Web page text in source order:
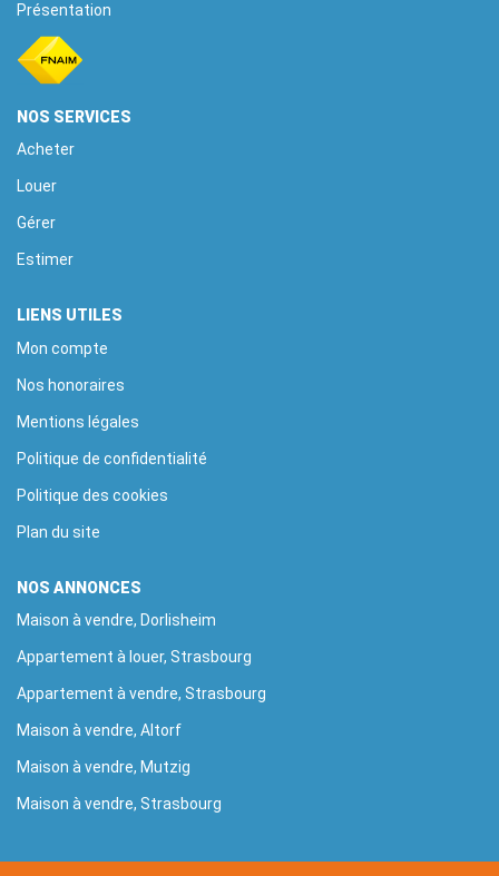
Présentation
NOS SERVICES
Acheter
Louer
Gérer
Estimer
LIENS UTILES
Mon compte
Nos honoraires
Mentions légales
Politique de confidentialité
Politique des cookies
Plan du site
NOS ANNONCES
Maison à vendre, Dorlisheim
Appartement à louer, Strasbourg
Appartement à vendre, Strasbourg
Maison à vendre, Altorf
Maison à vendre, Mutzig
Maison à vendre, Strasbourg